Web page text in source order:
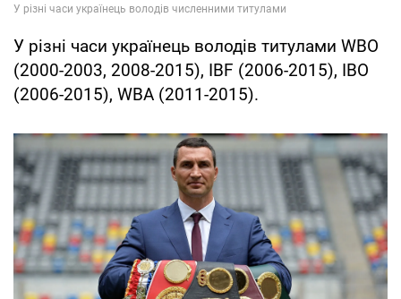
У різні часи українець володів титулами WBO
(2000-2003, 2008-2015), IBF (2006-2015), IBO
(2006-2015), WBA (2011-2015).